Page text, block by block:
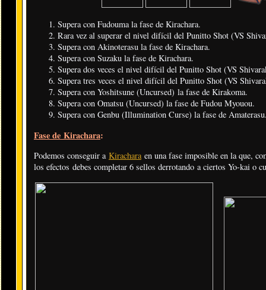
Supera con Fudouma la fase de Kirachara.
Rara vez al superar el nivel difícil del Punitto Shot (VS
Supera con Akinoterasu la fase de Kirachara.
Supera con Suzaku la fase de Kirachara.
Supera dos veces el nivel difícil del Punitto Shot (VS
Supera tres veces el nivel difícil del Punitto Shot (VS
Supera con Yoshitsune (Uncursed) la fase de Kirakoma.
Supera con Omatsu (Uncursed) la fase de Fudou Myouou.
Supera con Genbu (Illumination Curse) la fase de
Fase de Kirachara:
Podemos conseguir a Kiracharaen una fase imposible en la que,
los efectos debes completar 6 sellos derrotando a ciertos Yo-kai o